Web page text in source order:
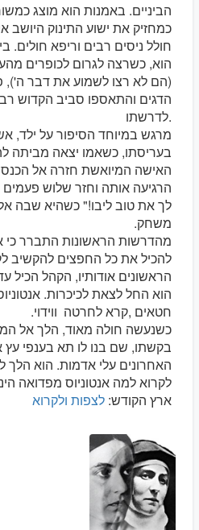
הביניים. באמנות הוא מוצג
כמחזיק את ישוע התינוק היושב
חולל ניסים רבים וריפא חולים.
הוא, כשרצה לגרום לכופרים
(הם לא רצו לשמוע את דבר
הדגים והתאספו סביב הקדוש
לדרשתו.
מרגש במיוחד הסיפור על ילד,
בעריסתו, כשאמו יצאה מביתה
האישה המיואשת חזרה אל
הרגיעה אותה וחזר שלוש
לך את טוב ליבו!" כשהיא שבה
משחק.
מהדרשות הראשונות התברר כי
להכיל את כל החפצים להקשיב
הראשונים אודותיו, הקהל הכיל
הוא החל לצאת לכיכרות.
חטאים ,קרא לחרטה ווידוי.
כשנעשה חולה מאוד, הלך אל
בקשתו, שם בנו לו תא בענפי עץ
האחרונים עלי אדמות. הוא הלך לעולמו ב-13
לקרוא למה אנטוניוס מפדואה
ארץ הקודש: לצפות ולקרוא